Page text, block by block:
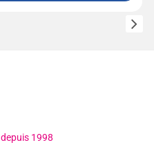
depuis 1998